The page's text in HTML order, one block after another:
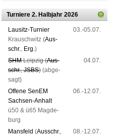
Turniere 2. Halbjahr 2026
Lau­sitz-Tur­nier
Krausch­witz (Aus­
schr., Erg.)
03.-05.07.
SHMLeip­zig (Aus­
schr.,JSBS) (ab­ge­
sagt)
04.07.
Offene SenEM
Sach­sen-An­halt
ü50 & ü65 Mag­de­
burg
06.-12.07.
Mans­feld (Aus­schr.,
08.-12.07.